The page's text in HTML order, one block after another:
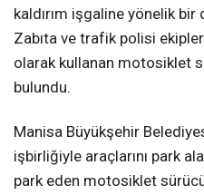
kaldırım işgaline yönelik
Zabıta ve trafik polisi
olarak kullanan motosiklet
bulundu.
Manisa Büyükşehir
işbirliğiyle araçlarını park
park eden motosiklet